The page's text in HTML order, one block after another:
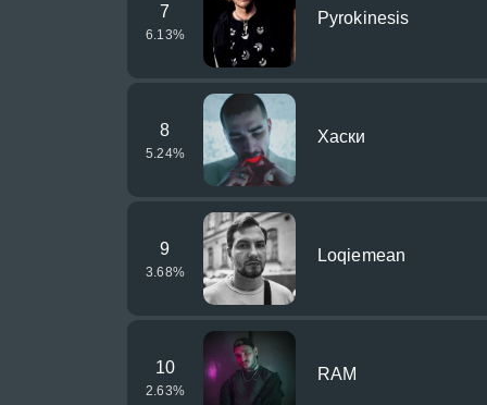
7
6.13%
Pyrokinesis
8
5.24%
Хаски
9
3.68%
Loqiemean
10
2.63%
RAM